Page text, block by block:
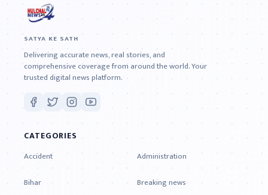
SATYA KE SATH
Delivering accurate news, real stories, and
comprehensive coverage from around the world. Your
trusted digital news platform.
CATEGORIES
Accident
Administration
Bihar
Breaking news